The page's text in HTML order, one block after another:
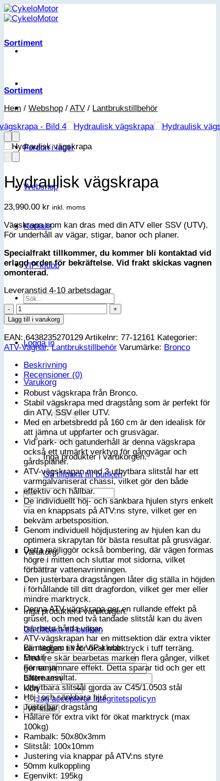
Skip
to
Fordon i lager
Webshop
Kontakt
VIP-klubb
Sök
efter:
Logga in
Varukorg
Inga produkter i varukorgen.
Gå tillbaka till butiken
Sök
efter:
Varukorg
Inga produkter i varukorgen.
Gå tillbaka till butiken
Bli medlem i vår VIP-klubb
Email
Förnamn
Efternamn
Kön
Jag accepterar integritetspolicyn
Sortiment
Sortiment
Hem / Webshop / ATV / Lantbrukstillbehör
Hydraulisk vägskrapa
23,990.00 kr inkl. moms
Vägskrapa som kan dras med din ATV eller SSV (UTV).
För underhåll av vägar, stigar, banor och planer.
Specialfrakt tillkommer, du kommer bli kontaktad vid
erlagd order för bekräftelse. Vid frakt skickas vagnen
omonterad.
Leveranstid 4-10 arbetsdagar
Hydraulisk
vägskrapa
mängd
Lägg till i varukorg
EAN: 6438235270129 Artikelnr: 77-12161 Kategorier:
ATV-Vagnar,Lantbrukstillbehör Varumärke: Bronco
Beskrivning
Recensioner (0)
Robust vägskrapa från Bronco.
Stabil vägskrapa med dragstång som är perfekt för
din ATV, SSV eller UTV.
Med en arbetsbredd på 160 cm är den idealisk för
att jämna ut uppfarter och grusvägar.
Vid park- och gatunderhåll är denna vägskrapa
också ett utmärkt verktyg för gångvägar och
gårdsplaner.
ATV-vägskrapan med 3 utbytbara slitstål har ett
varmgalvaniserat chassi, vilket gör den både
effektiv och hållbar.
De individuellt höj- och sänkbara hjulen styrs enkelt
via en knappsats på ATV:ns styre, vilket ger en
bekväm arbetsposition.
Genom individuell höjdjustering av hjulen kan du
optimera skrapytan för bästa resultat på grusvägar.
Detta möjliggör också bombering, där vägen formas
högre i mitten och sluttar mot sidorna, vilket
förbättrar vattenavrinningen.
Den justerbara dragstången låter dig ställa in höjden
i förhållande till ditt dragfordon, vilket ger mer eller
mindre marktryck.
Denna ATV-vägskrapa ger en rullande effekt på
gruset, och med två tandade slitstål kan du även
bearbeta hårda vägar.
ATV-vägskrapan har en mittsektion där extra vikter
kan läggas till för ökat marktryck i tuff terräng.
Med tre skär bearbetas marken flera gånger, vilket
ger en jämnare effekt. Detta sparar tid och ger ett
bättre resultat.
Utbytbara slitstål gjorda av C45/1.0503 stål
Höj- och sänkbara hjul
Justerbar dragstång
Hållare för extra vikt för ökat marktryck (max
100kg)
Rambalk: 50x80x3mm
Slitstål: 100x10mm
Justering via knappar på ATV:ns styre
50mm kulkoppling
Egenvikt: 195kg